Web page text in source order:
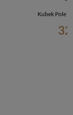
Kubek Pole